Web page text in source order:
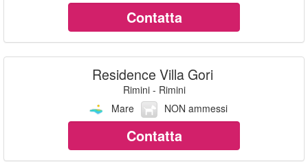
Contatta
Residence Villa Gori
Rimini - Rimini
Mare
NON ammessi
Contatta